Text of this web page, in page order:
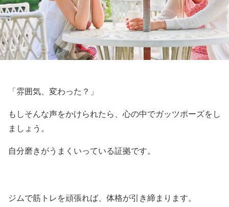
「雰囲気、変わった？」
もしそんな声をかけられたら、心の中でガッツポーズをし
ましょう。
自分磨きがうまくいっている証拠です。
ジムで筋トレを頑張れば、体格が引き締まります。